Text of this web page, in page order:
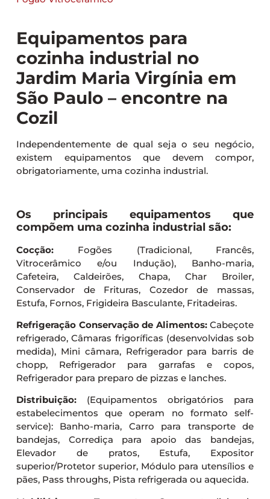
Equipamentos para
cozinha industrial no
Jardim Maria Virgínia em
São Paulo – encontre na
Cozil
Independentemente de qual seja o seu negócio,
existem equipamentos que devem compor,
obrigatoriamente, uma cozinha industrial.
Os principais equipamentos que
compõem uma cozinha industrial são:
Cocção: Fogões (Tradicional, Francês,
Vitrocerâmico e/ou Indução), Banho-maria,
Cafeteira, Caldeirões, Chapa, Char Broiler,
Conservador de Frituras, Cozedor de massas,
Estufa, Fornos, Frigideira Basculante, Fritadeiras.
Refrigeração Conservação de Alimentos:Cabeçote
refrigerado, Câmaras frigoríficas (desenvolvidas sob
medida), Mini câmara, Refrigerador para barris de
chopp, Refrigerador para garrafas e copos,
Refrigerador para preparo de pizzas e lanches.
Distribuição: (Equipamentos obrigatórios para
estabelecimentos que operam no formato self-
service): Banho-maria, Carro para transporte de
bandejas, Corrediça para apoio das bandejas,
Elevador de pratos, Estufa, Expositor
superior/Protetor superior, Módulo para utensílios e
pães, Pass throughs, Pista refrigerada ou aquecida.